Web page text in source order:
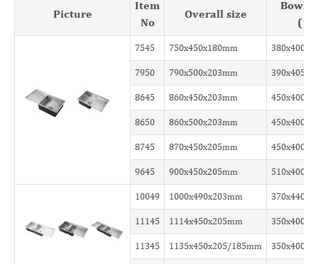
Picture
Item
No
Overall size
Bowl
(1)
7545 750x450x180mm
7950 790x500x203mm
8645 860x450x203mm
8650 860x500x203mm
8745 870x450x205mm
9645 900x450x205mm
10049 1000x490x203mm
11145 1114x450x205mm
11345 1135x450x205/185mm